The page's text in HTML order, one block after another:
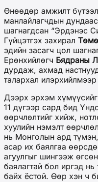
Өнөөдөр амжилт
манлайлагчдын
шагнагдсан “Эрдэнэс
Гүйцэтгэх захирал
эдийн засагч цол
Ерөнхийлөгч Бядраны
дурдаж, ахмад
талархал
Дээрх эрхэм
11 дүгээр сард бид
өөрчлөлтийг хийж,
хуулийн нэмэлт
нь Монголын ард
асар их баялгаа
агуулгыг шингээж
баялагтай бол иргэд
байх ёстой. Өөр хэн ч